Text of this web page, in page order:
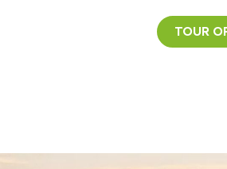
TOUR